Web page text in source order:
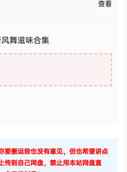
查看
舞滋味合集
要搬运我也没有意见，但也希望讲点
传到自己网盘，禁止用本站网盘直